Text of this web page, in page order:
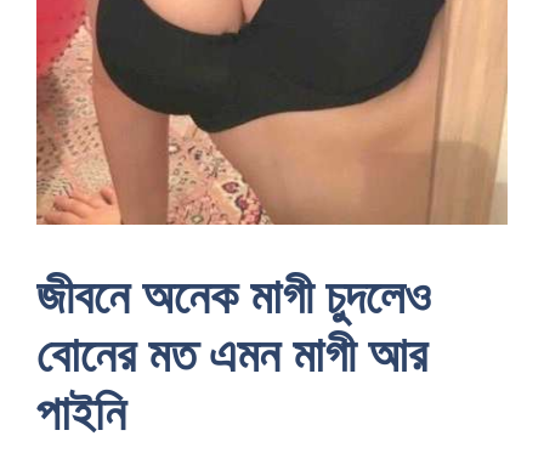
জীবনে অনেক মাগী চুদলেও
বোনের মত এমন মাগী আর
পাইনি